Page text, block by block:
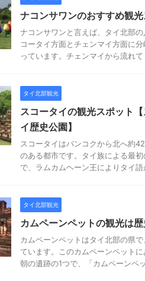
ナコンサワンのおすすめ観光
ナコンサワンと言えば、タイ北部
コータイ方面とチェンマイ方面に
っています。チェンマイから流れ
タイ北部観光
スコータイの観光スポット
イ歴史公園】
スコータイはバンコクから北へ約
のある都市です。タイ族による最
で、ラムカムヘーン王によりタイ
タイ北部観光
カムペーンペットの観光は
カムペーンペットはタイ北部の県
ています。このカムペーンペット
朝の遺跡の1つで、「カムペーンペ